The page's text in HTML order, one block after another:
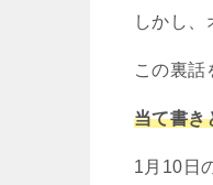
しかし、
この裏話
当て書き
1 月 10 日